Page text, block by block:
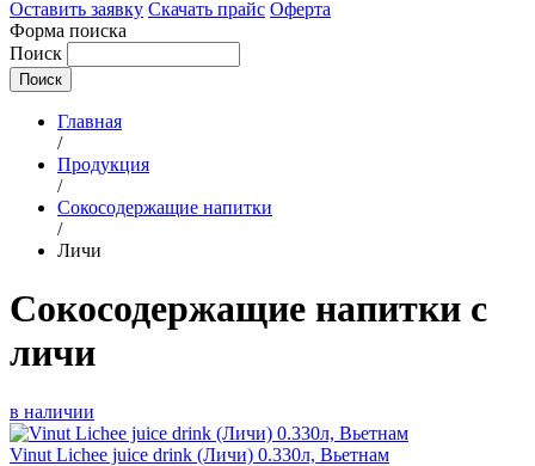
Оставить заявку Скачать прайс Оферта
Форма поиска
Поиск
Главная
/
Продукция
/
Сокосодержащие напитки
/
Личи
Сокосодержащие напитки с
личи
в наличии
Vinut Lichee juice drink (Личи) 0.330л, Вьетнам